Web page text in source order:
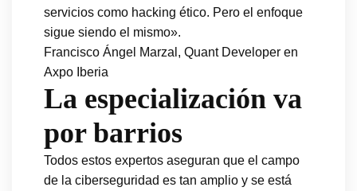
servicios como hacking ético. Pero el enfoque
sigue siendo el mismo».
Francisco Ángel Marzal, Quant Developer en
Axpo Iberia
La especialización va
por barrios
Todos estos expertos aseguran que el campo
de la ciberseguridad es tan amplio y se está